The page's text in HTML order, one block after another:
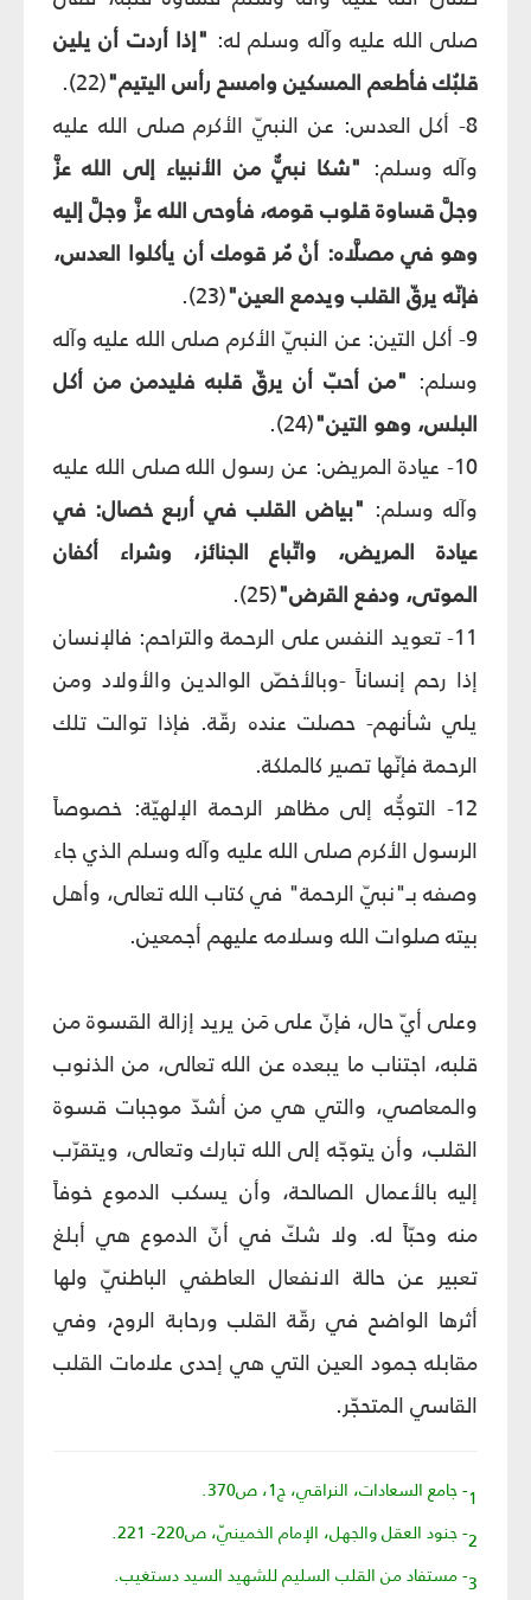
صلى الله عليه وآله وسلم له: "إذا أردت أن يلين
قلبُك فأطعم المسكين وامسح رأس اليتيم"(22).
8- أكل العدس: عن النبيّ الأكرم صلى الله عليه
وآله وسلم: "شكا نبيٌّ من الأنبياء إلى الله عزَّ
وجلَّ قساوة قلوب قومه، فأوحى الله عزَّ وجلَّ إليه
وهو في مصلَّاه: أنْ مُر قومك أن يأكلوا العدس،
فإنّه يرقّ القلب ويدمع العين"(23).
9- أكل التين: عن النبيّ الأكرم صلى الله عليه وآله
وسلم: "من أحبّ أن يرقّ قلبه فليدمن من أكل
البلس، وهو التين"(24).
10- عيادة المريض: عن رسول الله صلى الله عليه
وآله وسلم: "بياض القلب في أربع خصال: في
عيادة المريض، واتّباع الجنائز، وشراء أكفان
الموتى، ودفع القرض"(25).
11- تعويد النفس على الرحمة والتراحم: فالإنسان
إذا رحم إنساناً -وبالأخصّ الوالدين والأولاد ومن
يلي شأنهم- حصلت عنده رقّة. فإذا توالت تلك
الرحمة فإنّها تصير كالملكة.
12- التوجُّه إلى مظاهر الرحمة الإلهيّة: خصوصاً
الرسول الأكرم صلى الله عليه وآله وسلم الذي جاء
وصفه بـ"نبيّ الرحمة" في كتاب الله تعالى، وأهل
بيته صلوات الله وسلامه عليهم أجمعين.
وعلى أيّ حال، فإنّ على مَن يريد إزالة القسوة من
قلبه، اجتناب ما يبعده عن الله تعالى، من الذنوب
والمعاصي، والتي هي من أشدّ موجبات قسوة
القلب، وأن يتوجّه إلى الله تبارك وتعالى، ويتقرّب
إليه بالأعمال الصالحة، وأن يسكب الدموع خوفاً
منه وحبّاً له. ولا شكّ في أنّ الدموع هي أبلغ
تعبير عن حالة الانفعال العاطفي الباطنيّ ولها
أثرها الواضح في رقّة القلب ورحابة الروح، وفي
مقابله جمود العين التي هي إحدى علامات القلب
القاسي المتحجّر.
1- جامع السعادات، النراقي، ج1، ص370.
2- جنود العقل والجهل، الإمام الخمينيّ، ص220- 221.
3- مستفاد من القلب السليم للشهيد السيد دستغيب.